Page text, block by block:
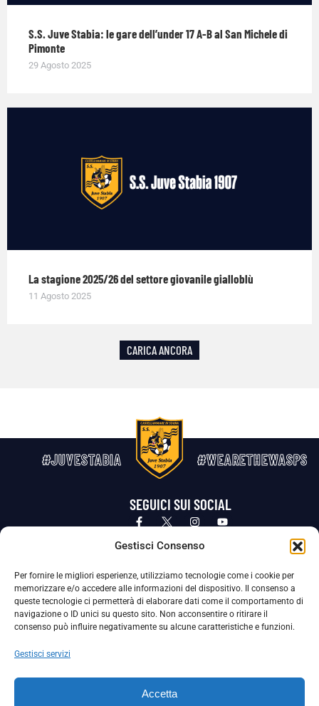
Gestisci Consenso
Per fornire le migliori esperienze, utilizziamo tecnologie come i cookie per
memorizzare e/o accedere alle informazioni del dispositivo. Il consenso a
queste tecnologie ci permetterà di elaborare dati come il comportamento di
navigazione o ID unici su questo sito. Non acconsentire o ritirare il
consenso può influire negativamente su alcune caratteristiche e funzioni.
Gestisci servizi
Accetta
S.S. Juve Stabia: le gare dell’under 17 A-B al San Michele di
Pimonte
29 Agosto 2025
La stagione 2025/26 del settore giovanile gialloblù
11 Agosto 2025
CARICA ANCORA
#JUVESTABIA #WEARETHEWASPS
SEGUICI SUI SOCIAL
Privacy Policy Cookie Policy
La Società ha nominato il Responsabile della Protezione dei Dati Personali (DPO), figura specializzata che vigila sulle modalità
adottate dalla nostra Società per tutelare i Suoi dati personali.
Per contattare il DPO può scrivere a